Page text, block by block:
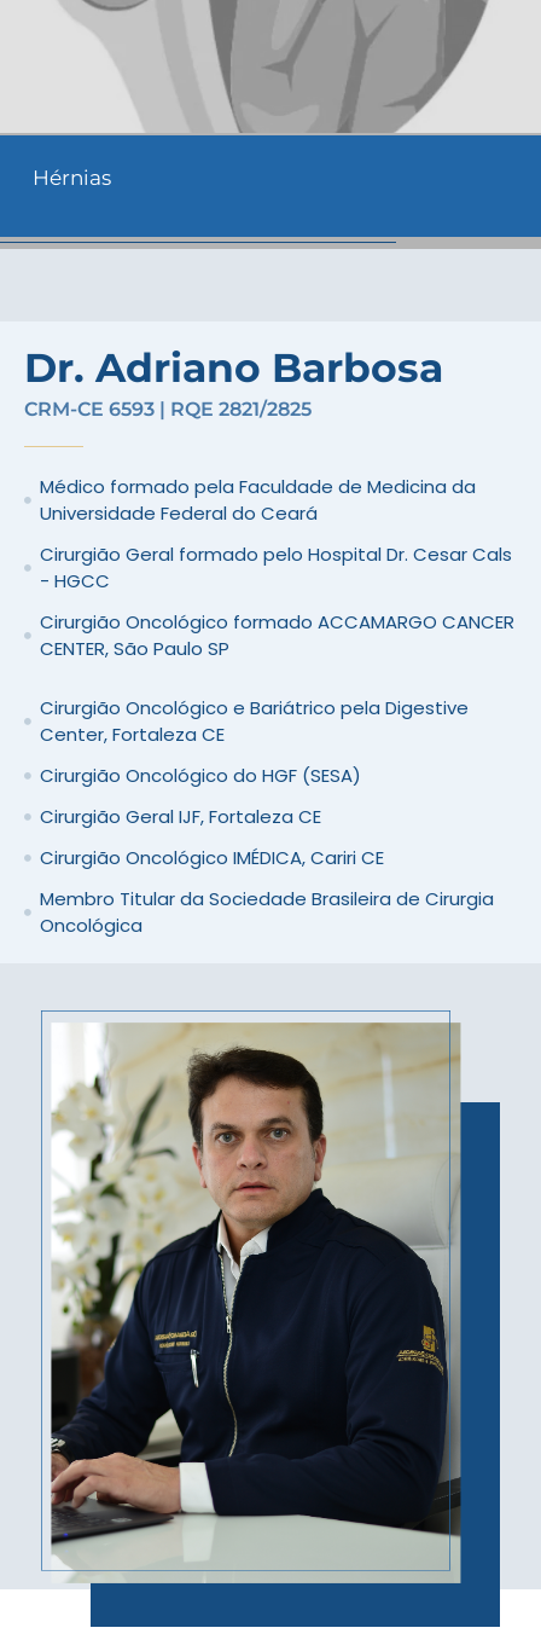
Hérnias
Dr. Adriano Barbosa
CRM-CE 6593 | RQE 2821/2825
Médico formado pela Faculdade de Medicina da
Universidade Federal do Ceará
Cirurgião Geral formado pelo Hospital Dr. Cesar Cals
- HGCC
Cirurgião Oncológico formado ACCAMARGO CANCER
CENTER, São Paulo SP
Cirurgião Oncológico e Bariátrico pela Digestive
Center, Fortaleza CE
Cirurgião Oncológico do HGF (SESA)
Cirurgião Geral IJF, Fortaleza CE
Cirurgião Oncológico IMÉDICA, Cariri CE
Membro Titular da Sociedade Brasileira de Cirurgia
Oncológica